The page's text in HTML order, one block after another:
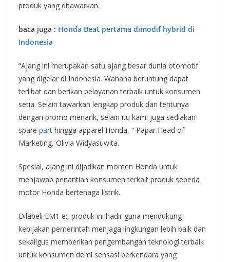
produk yang ditawarkan.
baca juga : Honda Beat pertama dimodif hybrid di
Indonesia
“Ajang ini merupakan satu ajang besar dunia otomotif
yang digelar di Indonesia. Wahana beruntung dapat
terlibat dan berikan pelayanan terbaik untuk konsumen
setia. Selain tawarkan lengkap produk dan tentunya
dengan promo menarik, selain itu kami juga sediakan
spare part hingga apparel Honda, “ Papar Head of
Marketing, Olivia Widyasuwita.
Spesial, ajang ini dijadikan momen Honda untuk
menjawab penantian konsumen terkait produk sepeda
motor Honda bertenaga listrik.
Dilabeli EM1 e:, produk ini hadir guna mendukung
kebijakan pemerintah menjaga lingkungan lebih baik dan
sekaligus memberikan pengembangan teknologi terbaik
untuk konsumen demi sensasi berkendara yang